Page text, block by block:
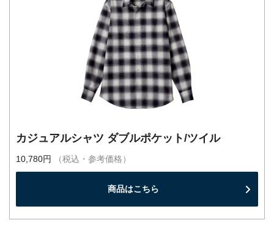
カジュアルシャツ ダブルポケット/ツイル
10,780円 （税込・参考価格）
商品はこちら